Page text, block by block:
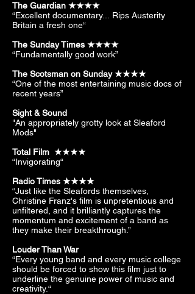
The Guardian ★★★★
“Excellent documentary... Rips Austerity
Britain a fresh one“
The Sunday Times ★★★★
“Fundamentally good work”
The Scotsman on Sunday ★★★★
“One of the most entertaining music docs of
recent years”
Sight & Sound
"An appropriately grotty look at Sleaford
Mods"
Total Film ★★★★
“Invigorating“
Radio Times ★★★★
“Just like the Sleafords themselves,
Christine Franz's film is unpretentious and
unfiltered, and it brilliantly captures the
momentum and excitement of a band as
they make their breakthrough.”
Louder Than War
“Every young band and every music college
should be forced to show this film just to
underline the genuine power of music and
creativity.“